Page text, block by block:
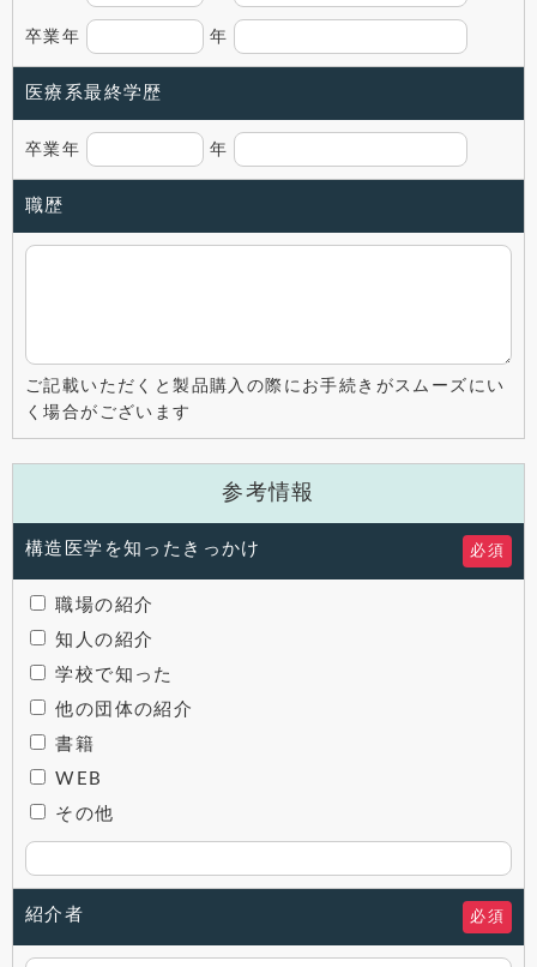
卒業年 年
医療系最終学歴
卒業年 年
職歴
ご記載いただくと製品購入の際にお手続きがスムーズにい
く場合がございます
参考情報
構造医学を知ったきっかけ 必須
職場の紹介
知人の紹介
学校で知った
他の団体の紹介
書籍
WEB
その他
紹介者 必須